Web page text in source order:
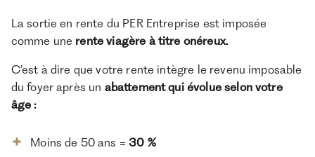
La sortie en rente du PER Entreprise est imposée
comme une rente viagère à titre onéreux.
C’est à dire que votre rente intègre le revenu imposable
du foyer après un abattement qui évolue selon votre
âge :
Moins de 50 ans =30 %